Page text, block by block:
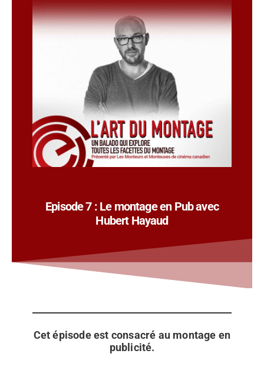
Episode 7 : Le montage en Pub avec
Hubert Hayaud
Cet épisode est consacré au montage en
publicité.